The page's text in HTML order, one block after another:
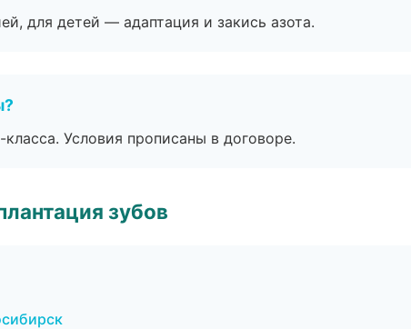
для детей — адаптация и закись азота.
Условия прописаны в договоре.
зубов